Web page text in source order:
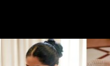
സാരിയിൽ സുന്ദരിയായി
മലയിലകളുടെ പ്രിയ താരം
നവ്യാ നായർ| Malayalam